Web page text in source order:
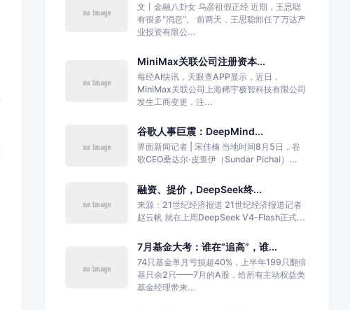
文丨金融八卦女 乌彦祖假正经 近期，王思聪
有很多“消息”。 前两天，王思聪卸任了万达产
业投资有限公...
MiniMax关联公司注册资本...
每经AI快讯，天眼查APP显示，近日，
MiniMax关联公司上海稀宇极智科技有限公司
发生工商变更，注...
谷歌人事巨震：DeepMind...
界面新闻记者 | 宋佳楠 当地时间8月5日，谷
歌CEO桑达尔·皮查伊（Sundar Pichai）...
融资、提价，DeepSeek终...
来源：21世纪经济报道 21世纪经济报道记者
赵云帆 就在上周DeepSeek V4-Flash正式...
7月基金大考：谁在“追高”，谁...
74只基金单月亏损超40%，上半年199只翻倍
基只余2只——7月的A股，给所有主动权益类
基金经理带来...